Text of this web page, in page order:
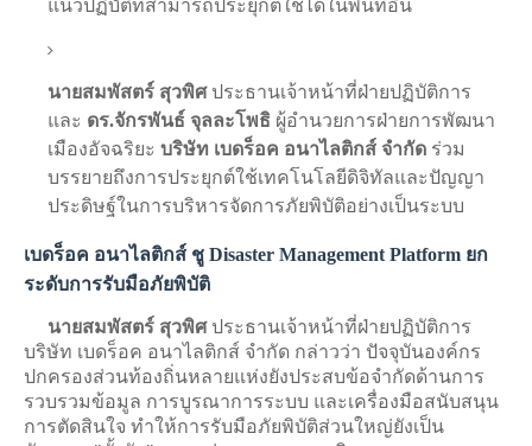
แนวปฏิบัติที่สามารถประยุกต์ใช้ได้ในพื้นที่อื่น
นายสมพัสตร์ สุวพิศประธานเจ้าหน้าที่ฝ่ายปฏิบัติการ
และ ดร.จักรพันธ์ จุลละโพธิ ผู้อำนวยการฝ่ายการพัฒนา
เมืองอัจฉริยะ บริษัท เบดร็อค อนาไลติกส์ จำกัด ร่วม
บรรยายถึงการประยุกต์ใช้เทคโนโลยีดิจิทัลและปัญญา
ประดิษฐ์ในการบริหารจัดการภัยพิบัติอย่างเป็นระบบ
เบดร็อค อนาไลติกส์ ชู Disaster Management Platform ยก
ระดับการรับมือภัยพิบัติ
นายสมพัสตร์ สุวพิศประธานเจ้าหน้าที่ฝ่ายปฏิบัติการ
บริษัท เบดร็อค อนาไลติกส์ จำกัด กล่าวว่า ปัจจุบันองค์กร
ปกครองส่วนท้องถิ่นหลายแห่งยังประสบข้อจำกัดด้านการ
รวบรวมข้อมูล การบูรณาการระบบ และเครื่องมือสนับสนุน
การตัดสินใจ ทำให้การรับมือภัยพิบัติส่วนใหญ่ยังเป็น